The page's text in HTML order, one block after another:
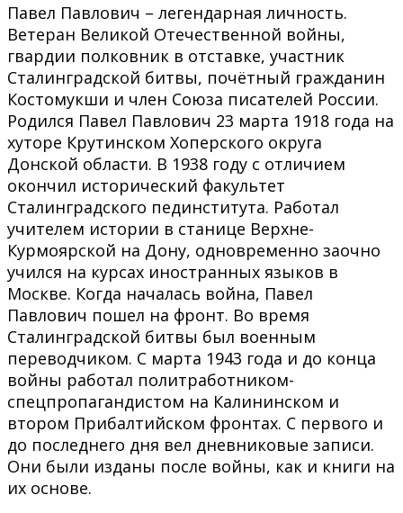
Павел Павлович – легендарная личность.
Ветеран Великой Отечественной войны,
гвардии полковник в отставке, участник
Сталинградской битвы, почётный гражданин
Костомукши и член Союза писателей России.
Родился Павел Павлович 23 марта 1918 года на
хуторе Крутинском Хоперского округа
Донской области. В 1938 году с отличием
окончил исторический факультет
Сталинградского пединститута. Работал
учителем истории в станице Верхне-
Курмоярской на Дону, одновременно заочно
учился на курсах иностранных языков в
Москве. Когда началась война, Павел
Павлович пошел на фронт. Во время
Сталинградской битвы был военным
переводчиком. С марта 1943 года и до конца
войны работал политработником-
спецпропагандистом на Калининском и
втором Прибалтийском фронтах. С первого и
до последнего дня вел дневниковые записи.
Они были изданы после войны, как и книги на
их основе.